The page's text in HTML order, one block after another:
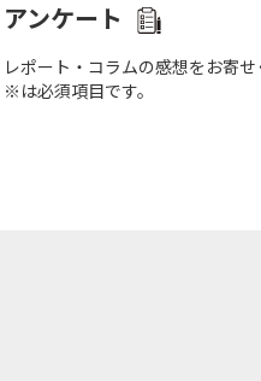
アンケート
レポート・コラムの感想をお寄
※は必須項目です。